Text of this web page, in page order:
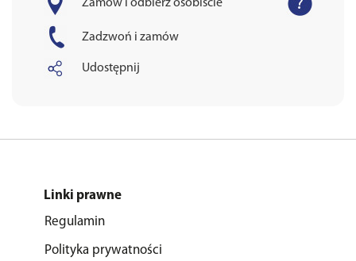
Zamów i odbierz osobiście
Zadzwoń i zamów
Udostępnij
Linki prawne
Regulamin
Polityka prywatności